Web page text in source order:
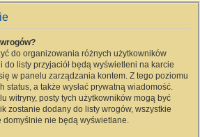
do organizowania różnych użytkowników
do listy przyjaciół będą wyświetleni na karcie
w panelu zarządzania kontem. Z tego poziomu
status, a także wysłać prywatną wiadomość.
witryny, posty tych użytkowników mogą być
zostanie dodany do listy wrogów, wszystkie
nie będą wyświetlane.